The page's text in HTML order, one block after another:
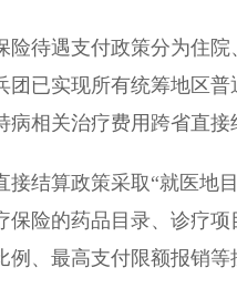
遇支付政策分为住院
团已实现所有统筹地区
病相关治疗费用跨省直接
算政策采取“就医地目
保险的药品目录、诊疗
例、最高支付限额报销